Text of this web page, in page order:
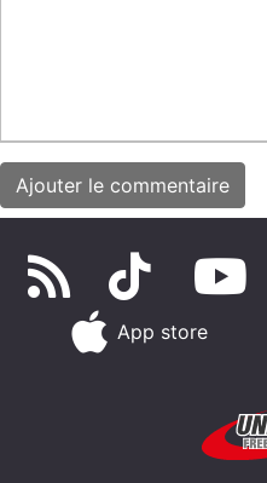
App store